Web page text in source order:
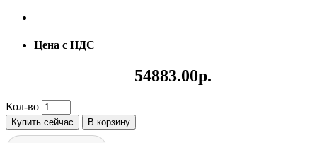
Цена с НДС
54883.00р.
Кол-во
Купить сейчас В корзину